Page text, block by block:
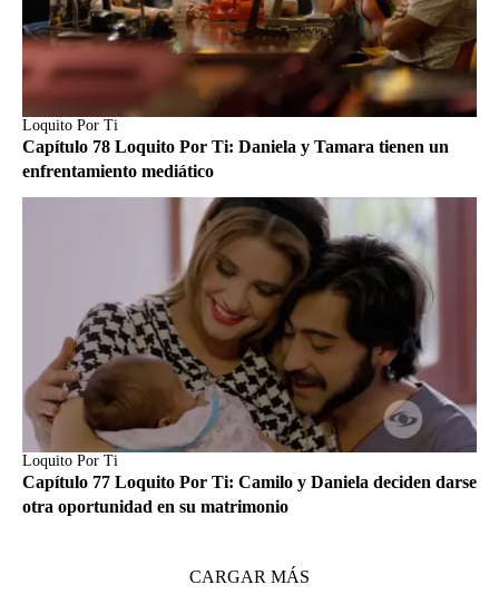
Loquito Por Ti
Capítulo 78 Loquito Por Ti: Daniela y Tamara tienen un
enfrentamiento mediático
Loquito Por Ti
Capítulo 77 Loquito Por Ti: Camilo y Daniela deciden darse
otra oportunidad en su matrimonio
CARGAR MÁS